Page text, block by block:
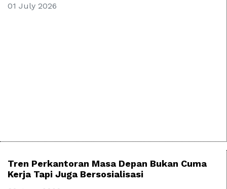
01 July 2026
Tren Perkantoran Masa Depan Bukan Cuma
Kerja Tapi Juga Bersosialisasi